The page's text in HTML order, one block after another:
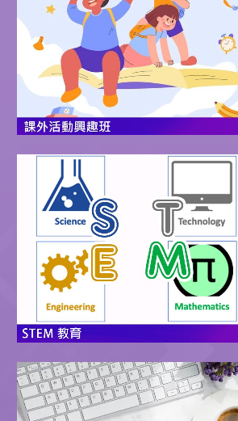
學校聘請外間專業導師舉辦一系列不同類
型的課外活動興趣班，全年總共3期，每
期4節，提供超過60個興趣班供中一至中
四級同學參與，費用全免。
更多
積極培訓及推動學生參與校內及學
界多項大型STEAM比賽，贏得不少
重要獎項。
更多
逾40項英語措施，2位駐校NET，